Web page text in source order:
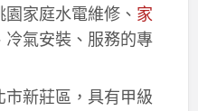
家庭水電維修、 家
氣安裝、服務的專
新莊區，具有甲級